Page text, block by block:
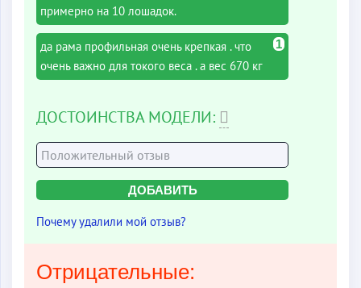
примерно на 10 лошадок.
1
да рама профильная очень крепкая . что
очень важно для токого веса . а вес 670 кг
ДОСТОИНСТВА МОДЕЛИ:
Почему удалили мой отзыв?
Отрицательные: